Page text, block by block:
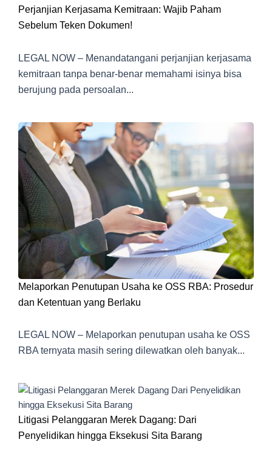
Perjanjian Kerjasama Kemitraan: Wajib Paham
Sebelum Teken Dokumen!
LEGAL NOW – Menandatangani perjanjian kerjasama
kemitraan tanpa benar-benar memahami isinya bisa
berujung pada persoalan...
Melaporkan Penutupan Usaha ke OSS RBA: Prosedur
dan Ketentuan yang Berlaku
LEGAL NOW – Melaporkan penutupan usaha ke OSS
RBA ternyata masih sering dilewatkan oleh banyak...
Litigasi Pelanggaran Merek Dagang: Dari
Penyelidikan hingga Eksekusi Sita Barang